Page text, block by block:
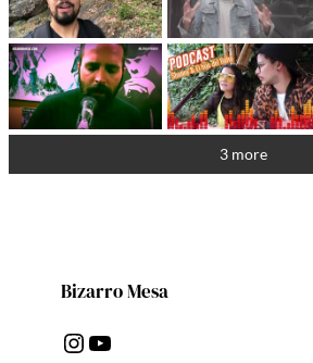
3 more
Bizarro Mesa
Instagram YouTube